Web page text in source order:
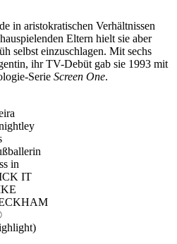
in aristokratischen Verhältnissen
Eltern hielt sie aber
selbst einzuschlagen. Mit sechs
ihr TV-Debüt gab sie 1993 mit
Serie Screen One.
in
IT